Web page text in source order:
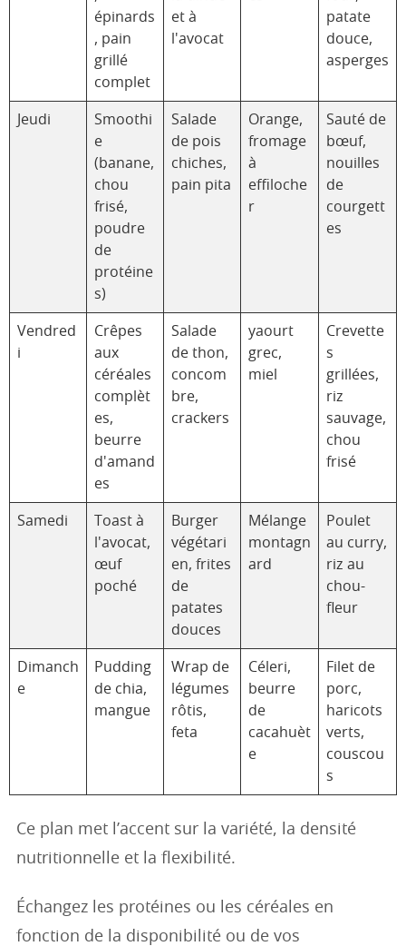
épinards
, pain
grillé
complet
et à
l'avocat
patate
douce,
asperges
Jeudi
Smoothi
e
(banane,
chou
frisé,
poudre
de
protéine
s)
Salade
de pois
chiches,
pain pita
Orange,
fromage
à
effiloche
r
Sauté de
bœuf,
nouilles
de
courgett
es
Vendred
i
Crêpes
aux
céréales
complèt
es,
beurre
d'amand
es
Salade
de thon,
concom
bre,
crackers
yaourt
grec,
miel
Crevette
s
grillées,
riz
sauvage,
chou
frisé
Samedi
Toast à
l'avocat,
œuf
poché
Burger
végétari
en, frites
de
patates
douces
Mélange
montagn
ard
Poulet
au curry,
riz au
chou-
fleur
Dimanch
e
Pudding
de chia,
mangue
Wrap de
légumes
rôtis,
feta
Céleri,
beurre
de
cacahuèt
e
Filet de
porc,
haricots
verts,
couscou
s
Ce plan met l’accent sur la variété, la densité
nutritionnelle et la flexibilité.
Échangez les protéines ou les céréales en
fonction de la disponibilité ou de vos